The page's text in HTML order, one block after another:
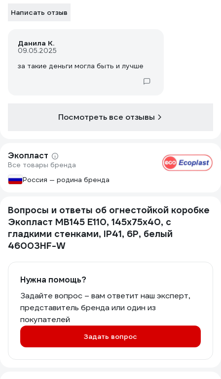
Написать отзыв
Данила К.
09.05.2025
за такие деньги могла быть и лучше
Посмотреть все отзывы
Экопласт
Все товары бренда
Россия — родина бренда
Вопросы и ответы об огнестойкой коробке
Экопласт MB145 E110, 145х75х40, с
гладкими стенками, IP41, 6P, белый
46003HF-W
Нужна помощь?
Задайте вопрос – вам ответит наш эксперт,
представитель бренда или один из
покупателей
Задать вопрос